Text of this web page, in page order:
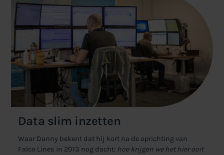
Data slim inzetten
Waar Danny bekent dat hij kort na de oprichting van
Falco Lines in 2013 nog dacht: hoe krijgen we het hier ooit